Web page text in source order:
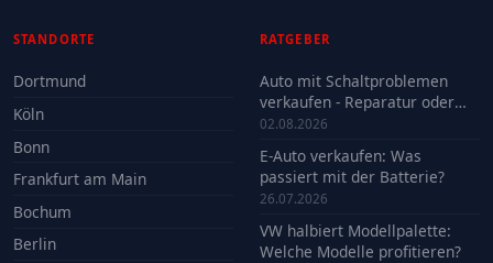
STANDORTE
Dortmund
Köln
Bonn
Frankfurt am Main
Bochum
Berlin
RATGEBER
Auto mit Schaltproblemen
verkaufen - Reparatur oder
Verkauf?
02.08.2026
E-Auto verkaufen: Was
passiert mit der Batterie?
26.07.2026
VW halbiert Modellpalette:
Welche Modelle profitieren?